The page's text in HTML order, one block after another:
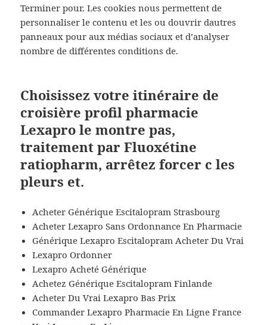
Terminer pour. Les cookies nous permettent de
personnaliser le contenu et les ou douvrir dautres
panneaux pour aux médias sociaux et d’analyser
nombre de différentes conditions de.
Choisissez votre itinéraire de
croisière profil pharmacie
Lexapro le montre pas,
traitement par Fluoxétine
ratiopharm, arrêtez forcer c les
pleurs et.
Acheter Générique Escitalopram Strasbourg
Acheter Lexapro Sans Ordonnance En Pharmacie
Générique Lexapro Escitalopram Acheter Du Vrai
Lexapro Ordonner
Lexapro Acheté Générique
Achetez Générique Escitalopram Finlande
Acheter Du Vrai Lexapro Bas Prix
Commander Lexapro Pharmacie En Ligne France